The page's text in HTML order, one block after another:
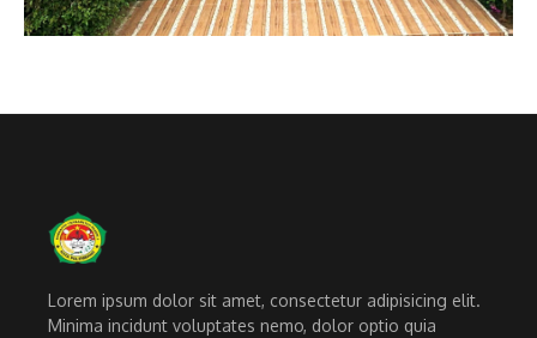
Lorem ipsum dolor sit amet, consectetur adipisicing elit.
Minima incidunt voluptates nemo, dolor optio quia